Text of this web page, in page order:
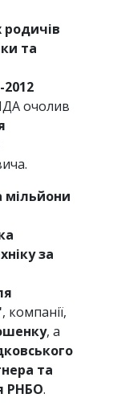
та
очолив
мільйони
за
, компанії,
, а
та
РНБО.